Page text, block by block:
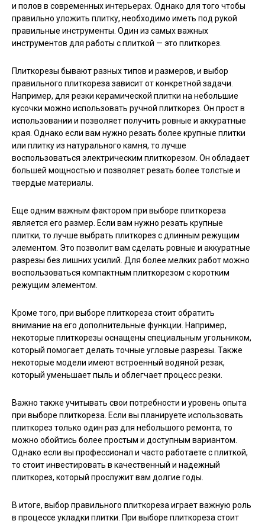
и полов в современных интерьерах. Однако для того чтобы
правильно уложить плитку, необходимо иметь под рукой
правильные инструменты. Один из самых важных
инструментов для работы с плиткой — это плиткорез.
Плиткорезы бывают разных типов и размеров, и выбор
правильного плиткореза зависит от конкретной задачи.
Например, для резки керамической плитки на небольшие
кусочки можно использовать ручной плиткорез. Он прост в
использовании и позволяет получить ровные и аккуратные
края. Однако если вам нужно резать более крупные плитки
или плитку из натурального камня, то лучше
воспользоваться электрическим плиткорезом. Он обладает
большей мощностью и позволяет резать более толстые и
твердые материалы.
Еще одним важным фактором при выборе плиткореза
является его размер. Если вам нужно резать крупные
плитки, то лучше выбрать плиткорез с длинным режущим
элементом. Это позволит вам сделать ровные и аккуратные
разрезы без лишних усилий. Для более мелких работ можно
воспользоваться компактным плиткорезом с коротким
режущим элементом.
Кроме того, при выборе плиткореза стоит обратить
внимание на его дополнительные функции. Например,
некоторые плиткорезы оснащены специальным угольником,
который помогает делать точные угловые разрезы. Также
некоторые модели имеют встроенный водяной резак,
который уменьшает пыль и облегчает процесс резки.
Важно также учитывать свои потребности и уровень опыта
при выборе плиткореза. Если вы планируете использовать
плиткорез только один раз для небольшого ремонта, то
можно обойтись более простым и доступным вариантом.
Однако если вы профессионал и часто работаете с плиткой,
то стоит инвестировать в качественный и надежный
плиткорез, который прослужит вам долгие годы.
В итоге, выбор правильного плиткореза играет важную роль
в процессе укладки плитки. При выборе плиткореза стоит